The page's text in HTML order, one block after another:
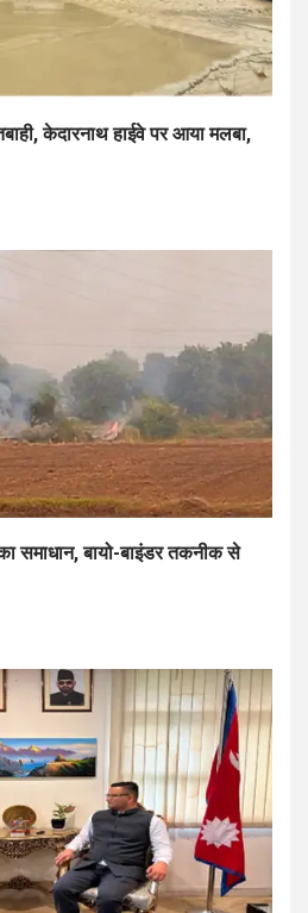
केदारनाथ हाईवे पर आया मलबा,
समाधान, बायो-बाइंडर तकनीक से